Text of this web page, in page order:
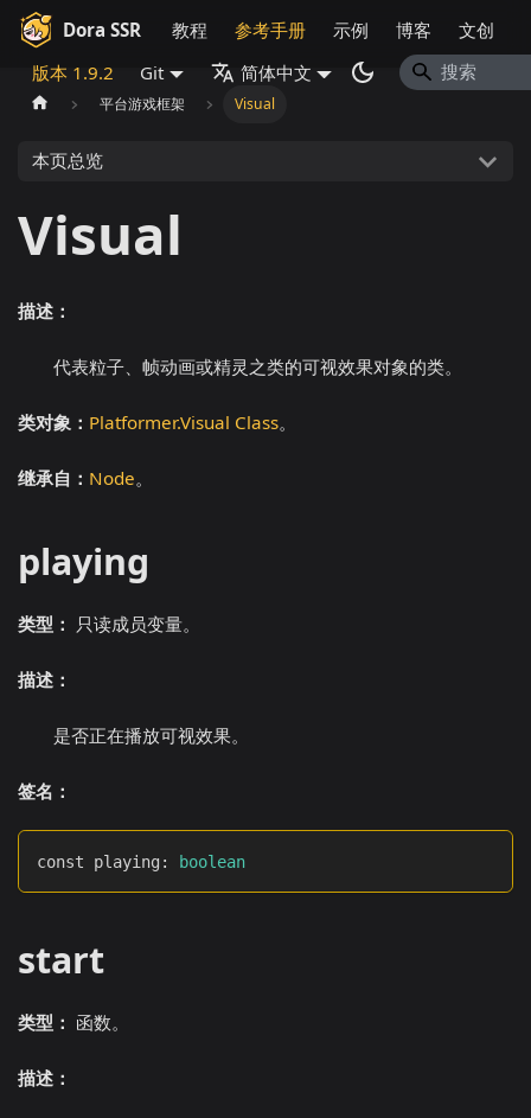
Dora SSR 教程 参考手册 示例 博客
文创
版本 1.9.2
Git 简体中文
平台游戏框架 Visual
本页总览
Visual
描述：
代表粒子、帧动画或精灵之类的可视效果对象的类。
类对象： Platformer.Visual Class。
继承自： Node。
playing
类型： 只读成员变量。
描述：
是否正在播放可视效果。
签名：
const playing : boolean
start
类型： 函数。
描述：